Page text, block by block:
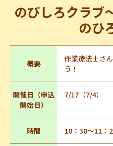
のびしろクラブ
のひ
概要
作業療法士さ
う！
開催日（申込
開始日）
7/17（7/4）
時間 10：30～11：